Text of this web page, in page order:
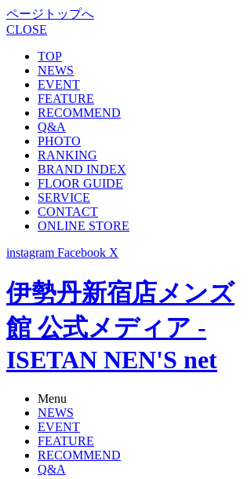
ページトップへ
CLOSE
TOP
NEWS
EVENT
FEATURE
RECOMMEND
Q&A
PHOTO
RANKING
BRAND INDEX
FLOOR GUIDE
SERVICE
CONTACT
ONLINE STORE
instagram Facebook X
伊勢丹新宿店メンズ
館 公式メディア -
ISETAN NEN'S net
Menu
NEWS
EVENT
FEATURE
RECOMMEND
Q&A